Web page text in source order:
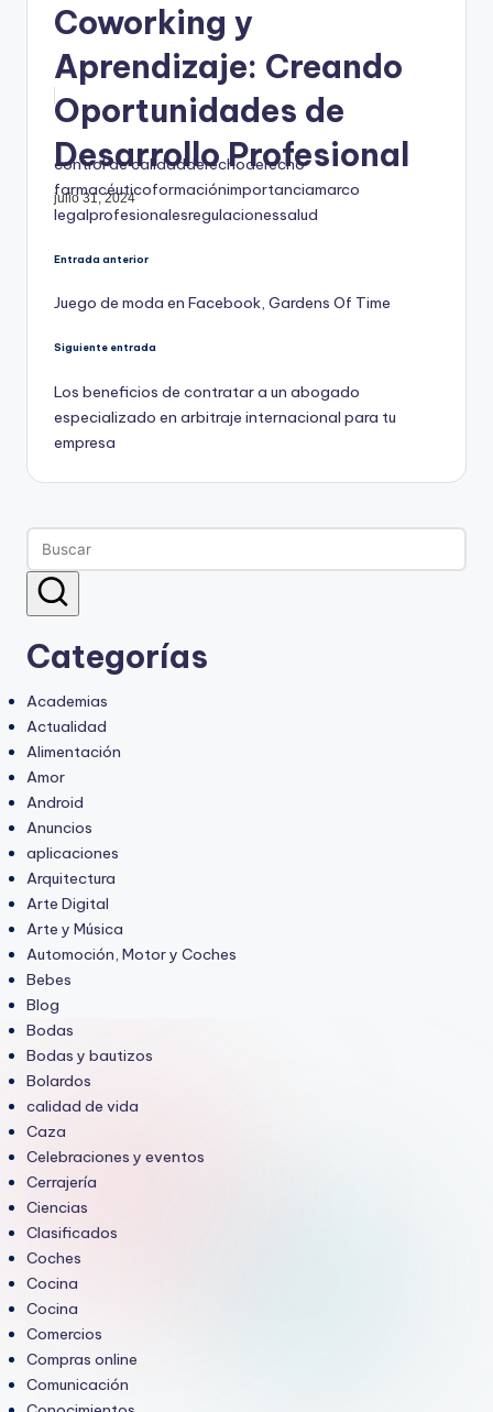
Coworking y
Aprendizaje: Creando
Oportunidades de
Desarrollo Profesional
julio 31, 2024
Etiquetas:
control de calidadderechoderecho
farmacéuticoformaciónimportanciamarco
legalprofesionalesregulacionessalud
Navegación
de
entradas
Entrada anterior
Juego de moda en Facebook, Gardens Of Time
Siguiente entrada
Los beneficios de contratar a un abogado
especializado en arbitraje internacional para tu
empresa
Categorías
Academias
Actualidad
Alimentación
Amor
Android
Anuncios
aplicaciones
Arquitectura
Arte Digital
Arte y Música
Automoción, Motor y Coches
Bebes
Blog
Bodas
Bodas y bautizos
Bolardos
calidad de vida
Caza
Celebraciones y eventos
Cerrajería
Ciencias
Clasificados
Coches
Cocina
Cocina
Comercios
Compras online
Comunicación